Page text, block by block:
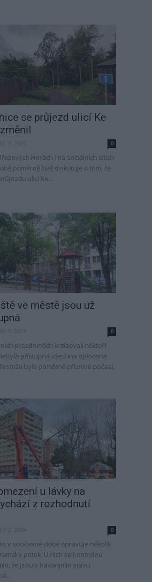
se průjezd ulicí Ke
0
Horách i na sociálních sítích
poměrně živě diskutuje o tom, že
ulicí Ke...
ve městě jsou už
0
prázdninách kritizovali někteří
přístupná všechna oplocená
bylo poměrně příznivé počasí,
u lávky na
z rozhodnutí
0
v současné době opravuje několik
potok. U nich se kontrolou
že jsou v havarijním stavu.